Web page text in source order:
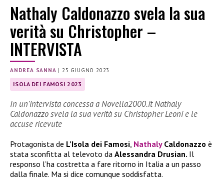
Nathaly Caldonazzo svela la sua
verità su Christopher –
INTERVISTA
ANDREA SANNA | 25 GIUGNO 2023
ISOLA DEI FAMOSI 2023
In un’intervista concessa a Novella2000.it Nathaly
Caldonazzo svela la sua verità su Christopher Leoni e le
accuse ricevute
Protagonista de L’Isola dei Famosi, Nathaly Caldonazzo è
stata sconfitta al televoto da Alessandra Drusian. Il
responso l’ha costretta a fare ritorno in Italia a un passo
dalla finale. Ma si dice comunque soddisfatta.